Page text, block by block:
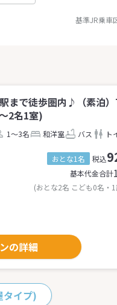
基準JR乗車
まで徒歩圏内♪（素泊）
2名1室)
1～3名 和洋室 バス ト
おとな1名 税込
基本代金合計
(おとな2名 こども0名・
の詳細
タイプ)